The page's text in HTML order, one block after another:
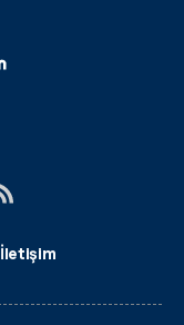
İletişim